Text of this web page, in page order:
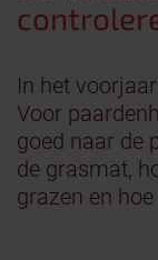
In het
Voor
goed naar de
de grasmat,
grazen en